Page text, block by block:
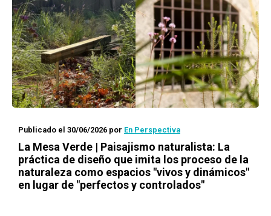
Publicado el 30/06/2026 por En Perspectiva
La Mesa Verde | Paisajismo naturalista: La
práctica de diseño que imita los proceso de la
naturaleza como espacios "vivos y dinámicos"
en lugar de "perfectos y controlados"